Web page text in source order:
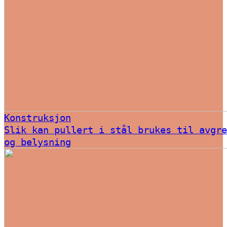
Konstruksjon
Slik kan pullert i stål brukes til
og belysning